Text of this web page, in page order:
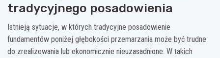
tradycyjnego posadowienia
Istnieją sytuacje, w których tradycyjne posadowienie
fundamentów poniżej głębokości przemarzania może być trudne
do zrealizowania lub ekonomicznie nieuzasadnione. W takich